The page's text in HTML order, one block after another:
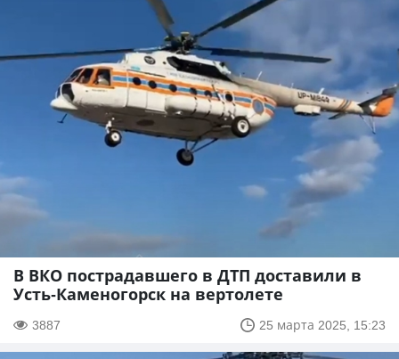
В ВКО пострадавшего в ДТП доставили в
Усть-Каменогорск на вертолете
3887 25 марта 2025, 15:23